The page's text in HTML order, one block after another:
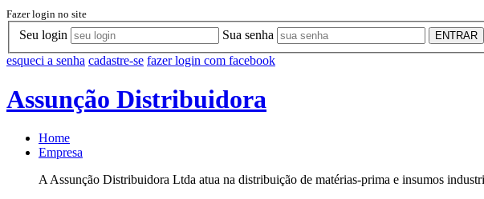
Fazer login no site
Seu login Sua senha ENTRAR
esqueci a senha cadastre-se fazer login com facebook
Assunção Distribuidora
Home
Empresa
A Assunção Distribuidora Ltda atua na distribuição de matérias-prima e insumos